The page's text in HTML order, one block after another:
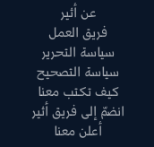
عن أثير
فريق العمل
سياسة التحرير
سياسة التصحيح
كيف تكتب معنا
انضمّ إلى فريق أثير
أعلن معنا